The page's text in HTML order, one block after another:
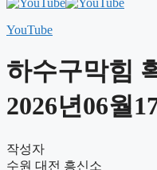
YouTube
하수구막힘
2026년06월
작성자
수원 대전 흥신소